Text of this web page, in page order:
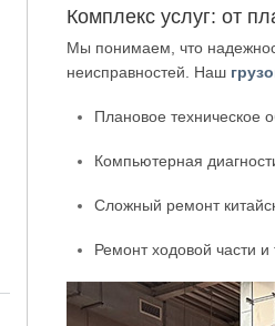
Комплекс услуг: от
Мы понимаем, что
неисправностей. Наш
Плановое техническое
Компьютерная
Сложный ремонт
Ремонт ходовой части и